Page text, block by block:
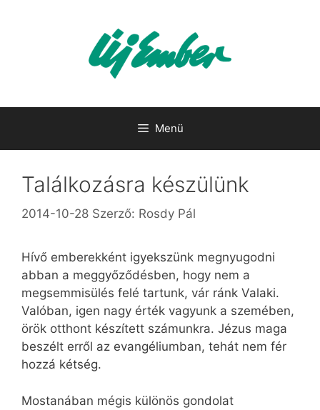
Menü
Találkozásra készülünk
2014-10-28 Szerző: Rosdy Pál
Hívő emberekként igyekszünk megnyugodni
abban a meggyőződésben, hogy nem a
megsemmisülés felé tartunk, vár ránk Valaki.
Valóban, igen nagy érték vagyunk a szemében,
örök otthont készített számunkra. Jézus maga
beszélt erről az evangéliumban, tehát nem fér
hozzá kétség.
Mostanában mégis különös gondolat